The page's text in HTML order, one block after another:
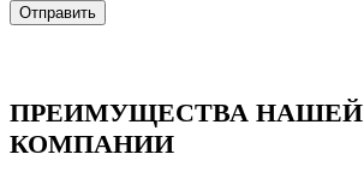
ПРЕИМУЩЕСТВА НАШЕЙ
КОМПАНИИ